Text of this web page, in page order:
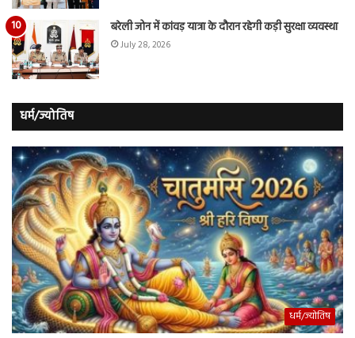
बरेली जोन में कांवड़ यात्रा के दौरान रहेगी कड़ी सुरक्षा व्यवस्था
July 28, 2026
धर्म/ज्योतिष
धर्म/ज्योतिष